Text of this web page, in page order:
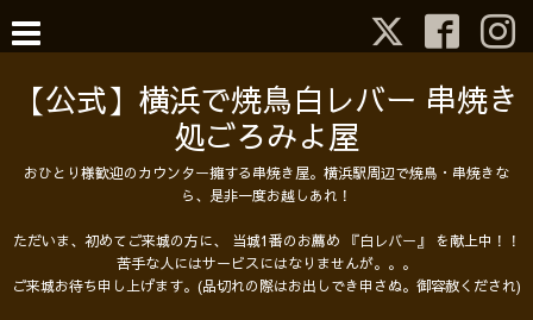
【公式】横浜で焼鳥白レバー 串焼き
処ごろみよ屋
おひとり様歓迎のカウンター擁する串焼き屋。横浜駅周辺で焼鳥・串焼きな
ら、是非一度お越しあれ！
ただいま、初めてご来城の方に、 当城1番のお薦め 『白レバー』 を献上中！！
苦手な人にはサービスにはなりませんが。。。
ご来城お待ち申し上げます。(品切れの際はお出しでき申さぬ。御容赦くだされ)